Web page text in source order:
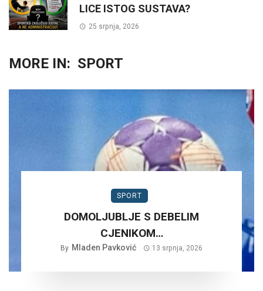
LICE ISTOG SUSTAVA?
25 srpnja, 2026
MORE IN: SPORT
SPORT
DOMOLJUBLJE S DEBELIM
CJENIKOM…
By Mladen Pavković 13 srpnja, 2026